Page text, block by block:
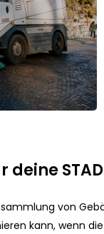
deine
von
kann, wenn